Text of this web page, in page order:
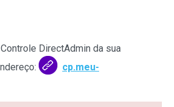
DirectAdmin da sua
cp.meu-